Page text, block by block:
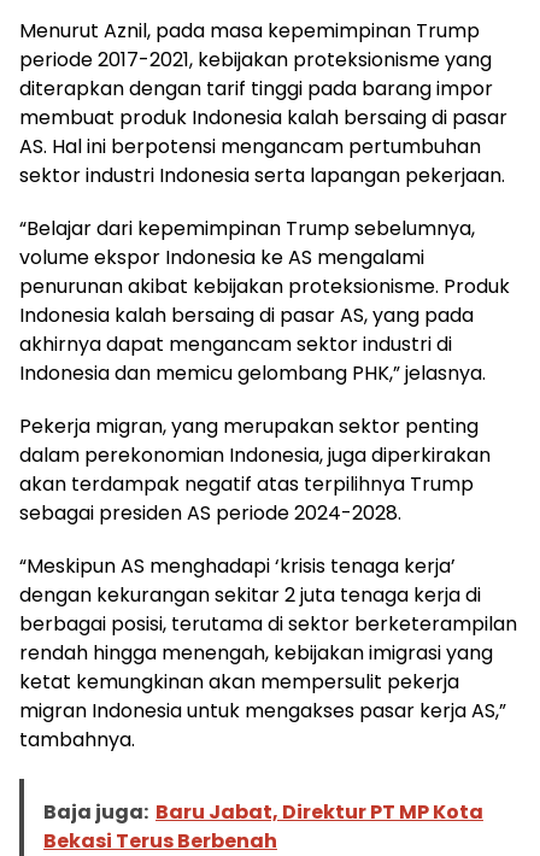
Menurut Aznil, pada masa kepemimpinan Trump
periode 2017-2021, kebijakan proteksionisme yang
diterapkan dengan tarif tinggi pada barang impor
membuat produk Indonesia kalah bersaing di pasar
AS. Hal ini berpotensi mengancam pertumbuhan
sektor industri Indonesia serta lapangan pekerjaan.
“Belajar dari kepemimpinan Trump sebelumnya,
volume ekspor Indonesia ke AS mengalami
penurunan akibat kebijakan proteksionisme. Produk
Indonesia kalah bersaing di pasar AS, yang pada
akhirnya dapat mengancam sektor industri di
Indonesia dan memicu gelombang PHK,” jelasnya.
Pekerja migran, yang merupakan sektor penting
dalam perekonomian Indonesia, juga diperkirakan
akan terdampak negatif atas terpilihnya Trump
sebagai presiden AS periode 2024-2028.
“Meskipun AS menghadapi ‘krisis tenaga kerja’
dengan kekurangan sekitar 2 juta tenaga kerja di
berbagai posisi, terutama di sektor berketerampilan
rendah hingga menengah, kebijakan imigrasi yang
ketat kemungkinan akan mempersulit pekerja
migran Indonesia untuk mengakses pasar kerja AS,”
tambahnya.
Baja juga: Baru Jabat, Direktur PT MP Kota
Bekasi Terus Berbenah